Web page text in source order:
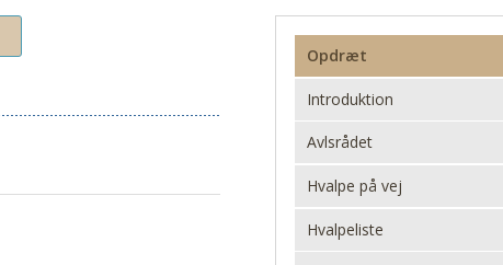
Opdræt
Introduktion
Avlsrådet
Hvalpe på vej
Hvalpeliste